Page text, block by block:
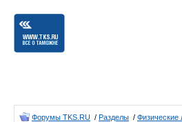
Форумы TKS.RU / Разделы / Физические